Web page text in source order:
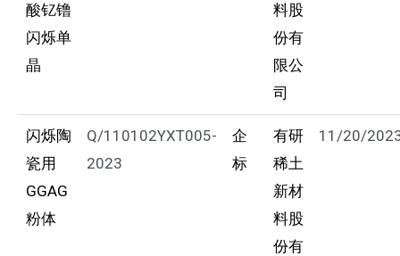
酸钇镥
闪烁单
晶
料股
份有
限公
司
闪烁陶
瓷用
GGAG
粉体
Q/110102YXT005-
2023
企
标
有研
稀土
新材
料股
份有
11/20/